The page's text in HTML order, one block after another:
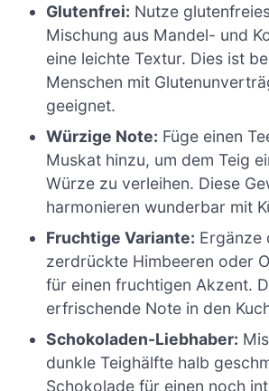
Glutenfrei: Nutze
Mischung aus Mandel- und
eine leichte Textur. Dies ist
Menschen mit
geeignet.
Würzige Note: Füge einen
Muskat hinzu, um dem Teig
Würze zu verleihen. Diese
harmonieren wunderbar mit
Fruchtige Variante: Ergänze
zerdrückte Himbeeren oder
für einen fruchtigen Akzent.
erfrischende Note in den
Schokoladen-Liebhaber:
dunkle Teighälfte halb
Schokolade für einen noch